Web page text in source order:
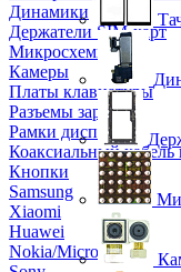
Динамики
Держатели SIM-карт
Микросхемы
Камеры
Платы клавиатуры
Разъемы зарядки
Рамки дисплея
Коаксиальный
Кнопки
Samsung
Xiaomi
Huawei
Nokia/Microsoft